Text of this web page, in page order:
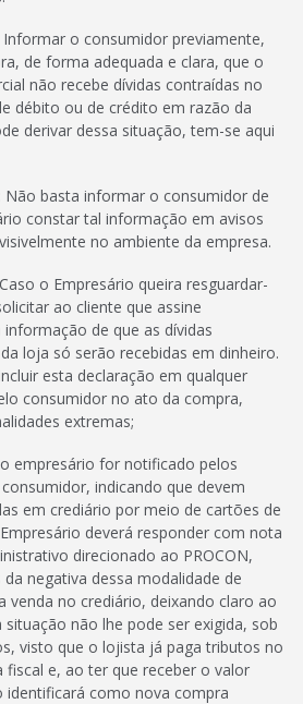
o consumidor previamente,
de forma adequada e clara, que o
não recebe dívidas contraídas no
débito ou de crédito em razão da
derivar dessa situação, tem-se aqui
basta informar o consumidor de
constar tal informação em avisos
no ambiente da empresa.
o Empresário queira resguardar-
ao cliente que assine
de que as dívidas
loja só serão recebidas em dinheiro.
esta declaração em qualquer
consumidor no ato da compra,
extremas;
for notificado pelos
indicando que devem
em crediário por meio de cartões de
deverá responder com nota
direcionado ao PROCON,
negativa dessa modalidade de
venda no crediário, deixando claro ao
não lhe pode ser exigida, sob
visto que o lojista já paga tributos no
e, ao ter que receber o valor
como nova compra